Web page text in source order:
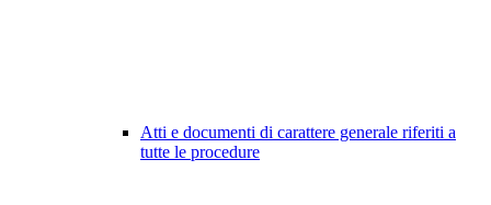
Atti e documenti di carattere generale riferiti a
tutte le procedure